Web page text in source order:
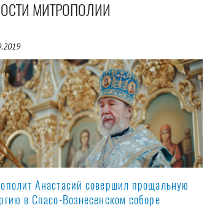
МИТРОПОЛИИ
Анастасий совершил прощальную
в Спасо-Вознесенском соборе